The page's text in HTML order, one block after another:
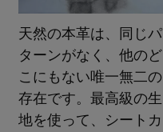
天然の本革は、同じパ
ターンがなく、他のど
こにもない唯一無二の
存在です。最高級の生
地を使って、シートカ